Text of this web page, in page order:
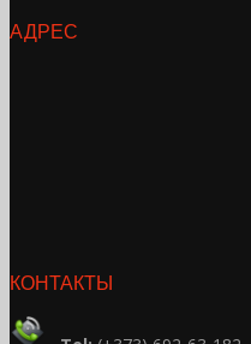
АДРЕС
КОНТАКТЫ